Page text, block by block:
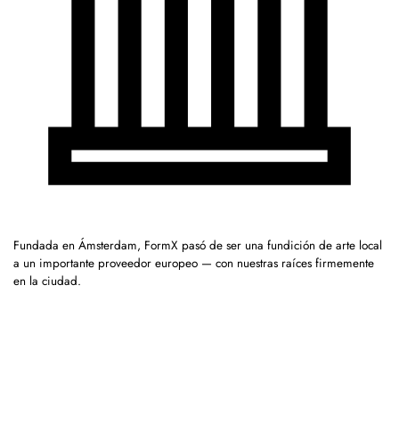
Fundada en Ámsterdam, FormX pasó de ser una fundición de arte local
a un importante proveedor europeo — con nuestras raíces firmemente
en la ciudad.